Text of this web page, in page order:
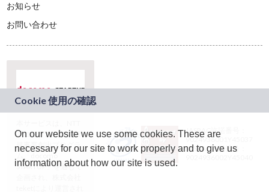
お知らせ
お問い合わせ
ドコモグループの新
規事業創出プログラ
ム「docomo
STARTUP」を通じて
JASRAC許諾番号：
9024936001Y45037
JASRAC許諾番号：
On our website we use some cookies. These are
necessary for our site to work properly and to give us
information about how our site is used.